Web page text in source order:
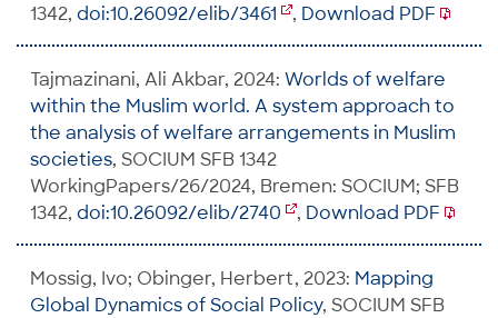
1342, doi:10.26092/elib/3461 , Download PDF
Tajmazinani, Ali Akbar, 2024: Worlds of welfare
within the Muslim world. A system approach to
the analysis of welfare arrangements in Muslim
societies, SOCIUM SFB 1342
WorkingPapers/26/2024, Bremen: SOCIUM; SFB
1342, doi:10.26092/elib/2740 , Download PDF
Mossig, Ivo; Obinger, Herbert, 2023: Mapping
Global Dynamics of Social Policy, SOCIUM SFB